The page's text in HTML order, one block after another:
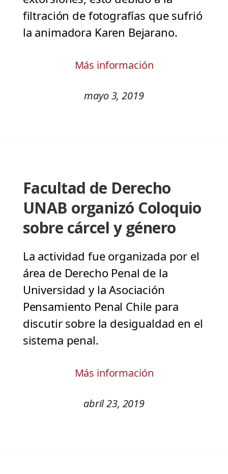
filtración de fotografías que sufrió
la animadora Karen Bejarano.
Más información
mayo 3, 2019
Facultad de Derecho
UNAB organizó Coloquio
sobre cárcel y género
La actividad fue organizada por el
área de Derecho Penal de la
Universidad y la Asociación
Pensamiento Penal Chile para
discutir sobre la desigualdad en el
sistema penal.
Más información
abril 23, 2019